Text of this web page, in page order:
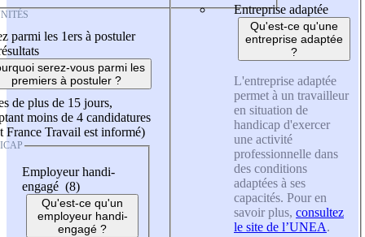
parmi les 1ers à postuler
serez-vous parmi les
premiers à postuler ?
de plus de 15 jours,
moins de 4 candidatures
France Travail est informé)
Employeur handi-
engagé (8)
Qu'est-ce qu'un
employeur handi-
engagé ?
Entreprise adaptée
Qu'est-ce qu'une
entreprise adaptée
?
L'entreprise adaptée
permet à un travailleur
en situation de
handicap d'exercer
une activité
professionnelle dans
des conditions
adaptées à ses
capacités. Pour en
savoir plus, consultez
le site de l’UNEA.